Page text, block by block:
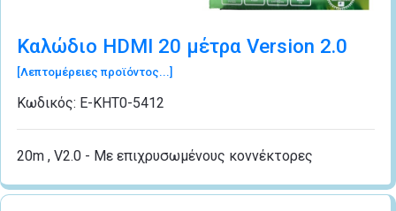
Καλώδιο HDMI 20 μέτρα Version 2.0
[Λεπτομέρειες προϊόντος...]
Κωδικός: Ε-ΚΗΤ0-5412
20m , V2.0 - Με επιχρυσωμένους κοννέκτορες